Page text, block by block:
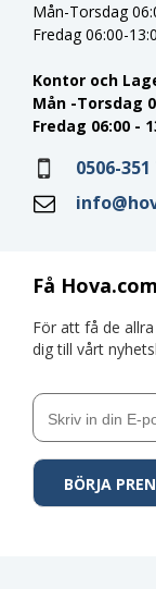
Få
För att få de
dig till vårt
Mån-Torsdag
Fredag 06:00-
Kontor och
Mån -Torsdag
Fredag 06:00 -
0506-351